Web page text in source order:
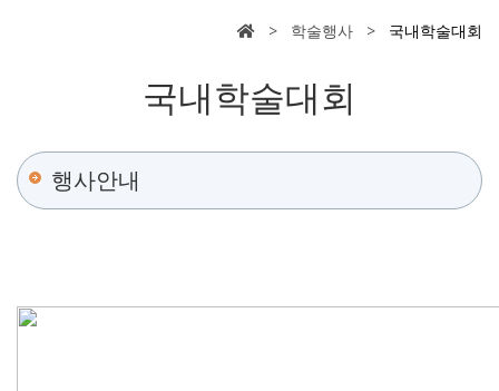
> 학술행사 > 국내학술대회
국내학술대회
행사안내